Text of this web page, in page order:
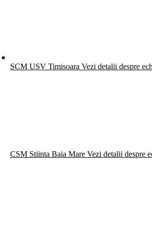
SCM USV Timisoara Vezi detalii despre
CSM Stiinta Baia Mare Vezi detalii despre